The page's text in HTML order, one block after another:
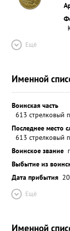
Ещё
Именной
Воинская часть
613 стрелковый
Последнее место
613 стрелковый
Воинское звание
Выбытие из
Дата прибытия
Ещё
Именной